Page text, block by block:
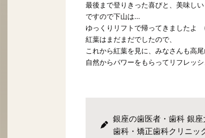
最後まで登りきった喜びと、美味し
ですので下山は…
ゆっくりリフトで帰ってきました
紅葉はまだまだでしたので、
これから紅葉を見に、みなさんも高
自然からパワーをもらってリフレッ
銀座の歯医者・歯科 銀座
歯科・矯正歯科クリニッ